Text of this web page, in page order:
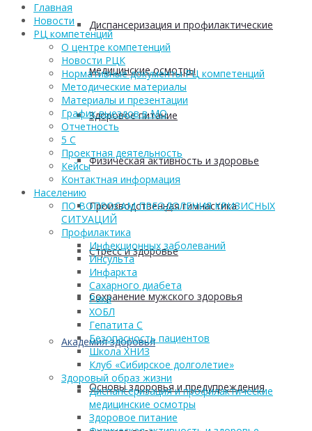
Диспансеризация и профилактические
медицинские осмотры
Здоровое питание
Физическая активность и здоровье
Производственная гимнастика
Стресс и здоровье
Сохранение мужского здоровья
Академия здоровья
Основы здоровья и предупреждения
Главная
Новости
РЦ компетенций
О центре компетенций
Новости РЦК
Нормативные документы РЦ компетенций
Методические материалы
Материалы и презентации
График выездов в МО
Отчетность
5 С
Проектная деятельность
Кейсы
Контактная информация
Населению
ПО ВОПРОСАМ ПРЕОДОЛЕНИЯ КРИЗИСНЫХ
СИТУАЦИЙ
Профилактика
Инфекционных заболеваний
Инсульта
Инфаркта
Сахарного диабета
Рака
ХОБЛ
Гепатита С
Безопасность пациентов
Школа ХНИЗ
Клуб «Сибирское долголетие»
Здоровый образ жизни
Диспансеризация и профилактические
медицинские осмотры
Здоровое питание